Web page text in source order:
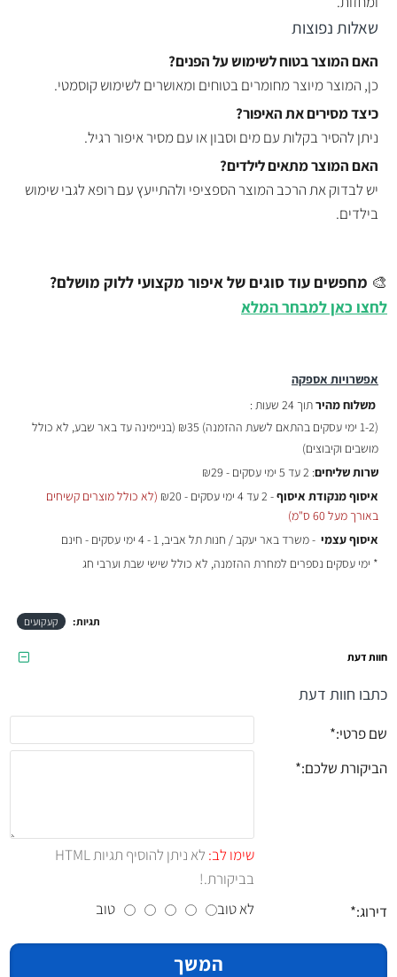
אפשרויות אספקה
משלוח מהירתוך 24 שעות :
(1-2 ימי עסקים בהתאם לשעת ההזמנה)
₪35 (בניימינה עד באר שבע, לא כולל
מושבים וקיבוצים)
שרות שליחים: 2 עד 5 ימי עסקים - ₪29
איסוף מנקודת איסוף- 2 עד 4 ימי עסקים - ₪20
(לא כולל מוצרים קשיחים
באורך מעל 60 ס"מ)
איסוף עצמי - משרד באר יעקב / חנות תל אביב, 1 - 4 ימי עסקים - חינם
* ימי עסקים נספרים למחרת ההזמנה, לא כולל שישי שבת וערבי חג
🎨 מחפשים עוד סוגים של איפור מקצועי ללוק מושלם?
לחצו כאן למבחר המלא
שאלות נפוצות
האם המוצר בטוח לשימוש על הפנים?
כן, המוצר מיוצר מחומרים בטוחים ומאושרים לשימוש קוסמטי.
כיצד מסירים את האיפור?
ניתן להסיר בקלות עם מים וסבון או עם מסיר איפור רגיל.
האם המוצר מתאים לילדים?
יש לבדוק את הרכב המוצר הספציפי ולהתייעץ עם רופא לגבי שימוש
בילדים.
תגיות: קעקועים
חוות דעת
כתבו חוות דעת
שם פרטי:
הביקורת שלכם:
שימו לב:
לא ניתן להוסיף תגיות HTML
בביקורת.!
דירוג:
לא טוב טוב
המשך